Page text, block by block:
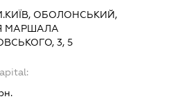
ОБОЛОНСЬКИЙ,
МАРШАЛА
3, 5